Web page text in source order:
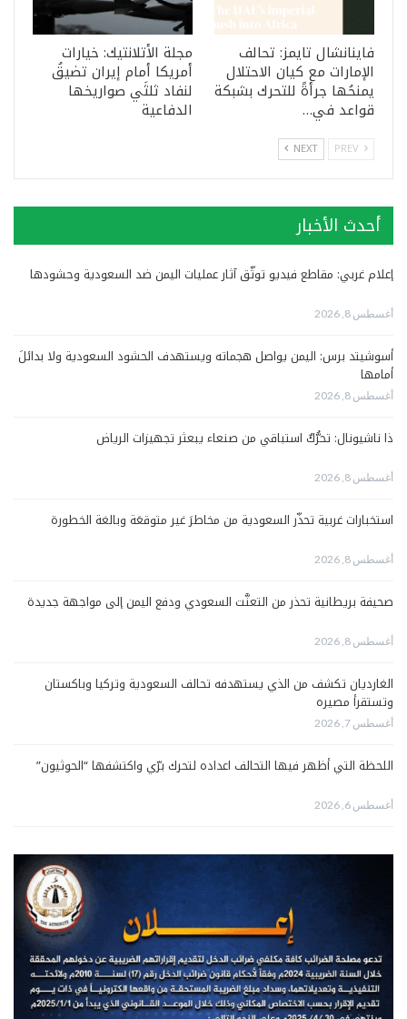
فاينانشال تايمز: تحالف
الإمارات مع كيان الاحتلال
يمنحُها جرأةً للتحرك بشبكة
قواعد في…
مجلة الأتلانتيك: خيارات
أمريكا أمام إيران تضيقُ
لنفاد ثلثَي صواريخها
الدفاعية
NEXT
أحدث الأخبار
إعلام غربي: مقاطع فيديو توثّق آثار عمليات اليمن ضد السعودية وحشودها
أغسطس 8, 2026
أسوشيتد برس: اليمن يواصل هجماته ويستهدف الحشود السعودية ولا بدائلَ
أمامها
أغسطس 8, 2026
ذا ناشيونال: تحرُّكٌ استباقي من صنعاء يبعثر تجهيزات الرياض
أغسطس 8, 2026
استخبارات غربية تحذّر السعودية من مخاطرَ غير متوقعَة وبالغة الخطورة
أغسطس 8, 2026
صحيفة بريطانية تحذر من التعنُّت السعودي ودفع اليمن إلى مواجهة جديدة
أغسطس 8, 2026
الغارديان تكشف من الذي يستهدفه تحالف السعودية وتركيا وباكستان
وتستقرأ مصيره
أغسطس 7, 2026
اللحظة التي أظهر فيها التحالف اعداده لتحرك برّي واكتشفها “الحوثيون”
أغسطس 6, 2026